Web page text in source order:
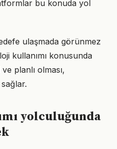
bu konuda yol
ulaşmada görünmez
kullanımı konusunda
planlı olması,
sağlar.
yolculuğunda